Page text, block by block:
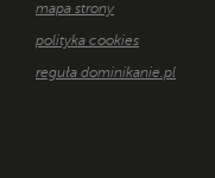
mapa strony
polityka cookies
reguła dominikanie.pl